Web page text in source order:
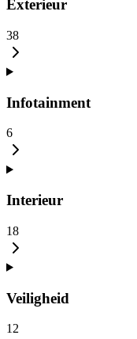
Exterieur
38
Infotainment
6
Interieur
18
Veiligheid
12